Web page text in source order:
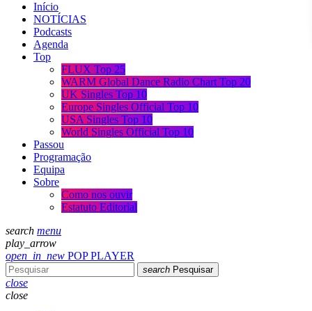
Início
NOTÍCIAS
Podcasts
Agenda
Top
FLUX Top 25
WARM Global Dance Radio Chart Top 20
UK Singles Top 10
Europe Singles Official Top 10
USA Singles Top 10
World Singles Official Top 10
Passou
Programação
Equipa
Sobre
Como nos ouvir
Estatuto Editorial
search menu
play_arrow
open_in_new POP PLAYER
search Pesquisar
close
close